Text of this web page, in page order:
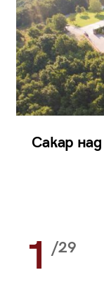
Сакар
1 /29